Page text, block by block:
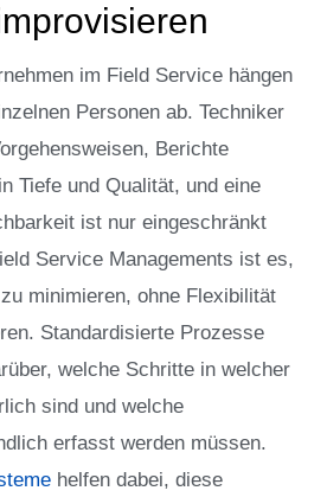
im Field Service hängen
Personen ab. Techniker
Berichte
Tiefe und Qualität, und eine
ist nur eingeschränkt
Service Managements ist es,
minimieren, ohne Flexibilität
Standardisierte Prozesse
welche Schritte in welcher
sind und welche
erfasst werden müssen.
helfen dabei, diese